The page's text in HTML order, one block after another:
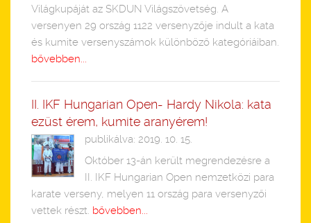
Világkupáját az SKDUN Világszövetség. A
versenyen 29 ország 1122 versenyzője indult a kata
és kumite versenyszámok különböző kategóriáiban.
bővebben...
II. IKF Hungarian Open- Hardy Nikola: kata
ezüst érem, kumite aranyérem!
publikálva: 2019. 10. 15.
Október 13-án került megrendezésre a
II. IKF Hungarian Open nemzetközi para
karate verseny, melyen 11 ország para versenyzői
vettek részt. bővebben...